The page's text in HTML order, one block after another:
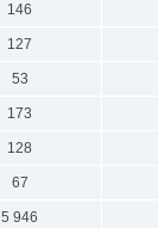
146
127
53
173
128
67
5 946